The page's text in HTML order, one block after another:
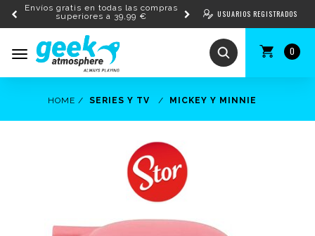
Envíos gratis en todas las compras
superiores a 39,99 €
0
USUARIOS REGISTRADOS
Toggle
HOME SERIES Y TV MICKEY Y MINNIE